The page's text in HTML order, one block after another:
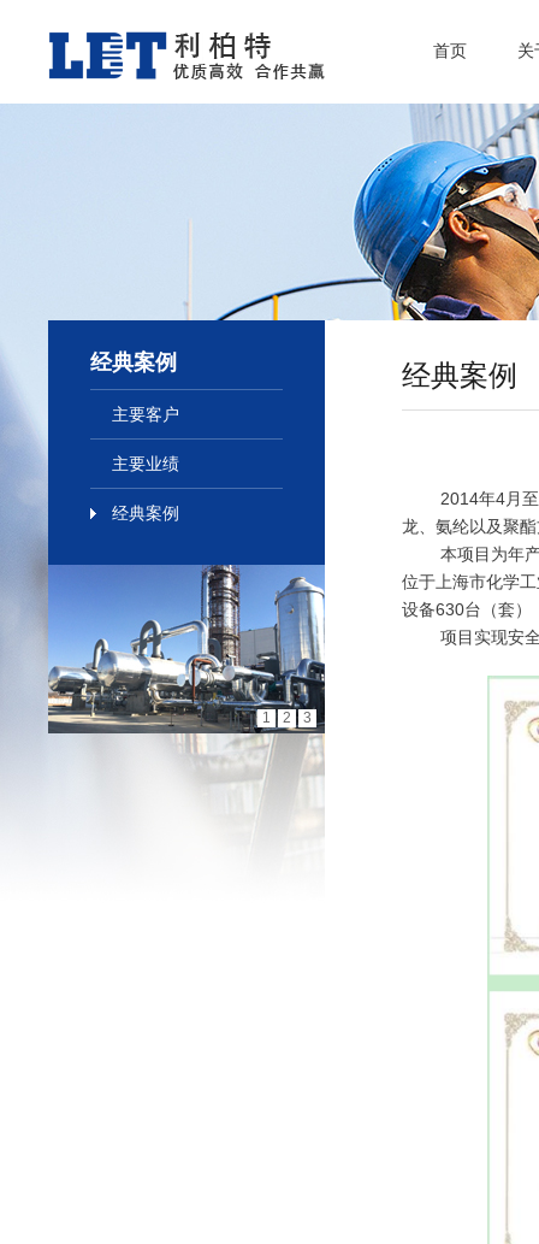
首页 关
经典案例
主要客户
主要业绩
经典案例
1 2 3
经典案例
2014年4月至
龙、氨纶以及聚
本项目为年产
位于上海市化学
设备630台（套）
项目实现安全